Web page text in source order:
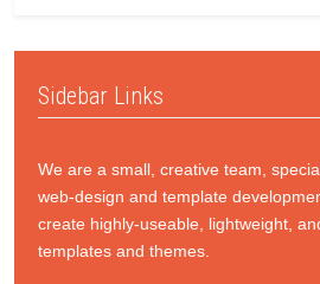
Sidebar Links
We are a small, creative team,
web-design and template
create highly-useable, lightweight,
templates and themes.